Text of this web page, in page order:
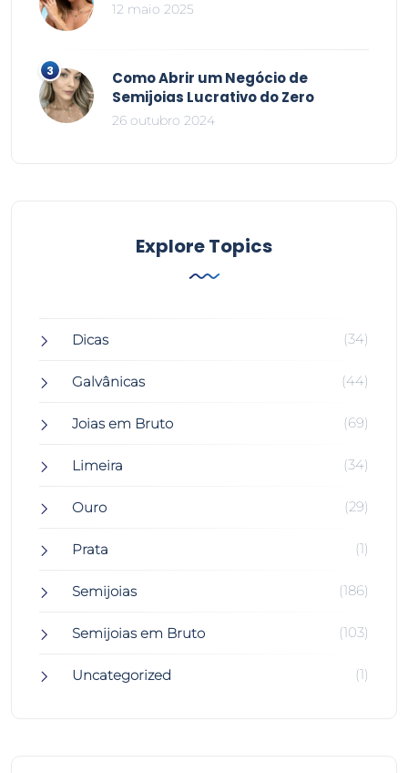
12 maio 2025
Como Abrir um Negócio de
Semijoias Lucrativo do Zero
26 outubro 2024
Explore Topics
Dicas (34)
Galvânicas (44)
Joias em Bruto (69)
Limeira (34)
Ouro (29)
Prata (1)
Semijoias (186)
Semijoias em Bruto (103)
Uncategorized (1)